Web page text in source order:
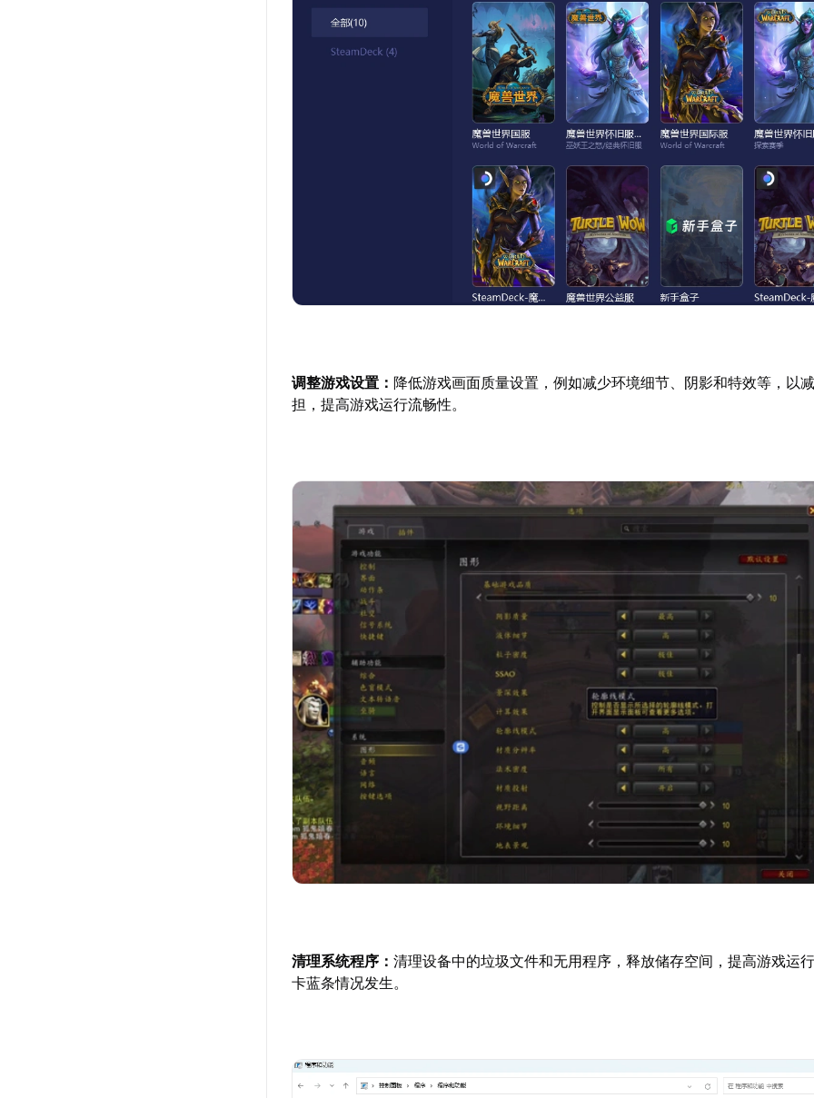
调整游戏设置：降低游戏画面质量设置，例如减少环境细节、阴影和特效等，以
担，提高游戏运行流畅性。
清理系统程序：清理设备中的垃圾文件和无用程序，释放储存空间，提高游戏运
卡蓝条情况发生。